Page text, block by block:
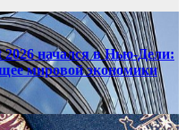
начался в Нью‑Дели:
мировой экономики